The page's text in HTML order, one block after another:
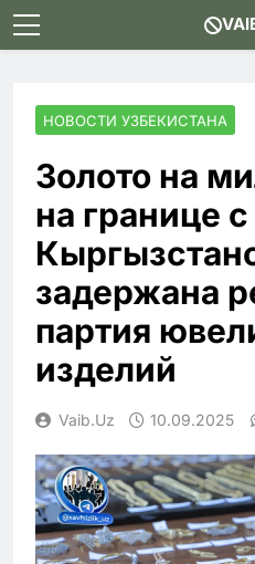
Skip
to
НОВОСТИ УЗБЕКИСТАНА
Золото на
на границе с
задержана
партия
изделий
Vaib.uz 10.09.2025